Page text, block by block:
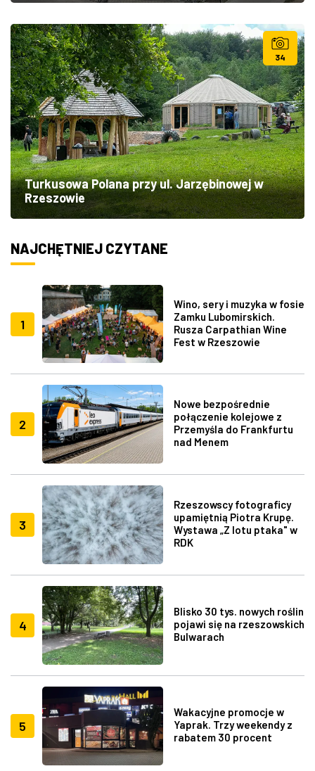
34
Turkusowa Polana przy ul. Jarzębinowej w
Rzeszowie
NAJCHĘTNIEJ CZYTANE
1
Wino, sery i muzyka w fosie
Zamku Lubomirskich.
Rusza Carpathian Wine
Fest w Rzeszowie
2
Nowe bezpośrednie
połączenie kolejowe z
Przemyśla do Frankfurtu
nad Menem
3
Rzeszowscy fotograficy
upamiętnią Piotra Krupę.
Wystawa „Z lotu ptaka" w
RDK
4
Blisko 30 tys. nowych roślin
pojawi się na rzeszowskich
Bulwarach
5
Wakacyjne promocje w
Yaprak. Trzy weekendy z
rabatem 30 procent